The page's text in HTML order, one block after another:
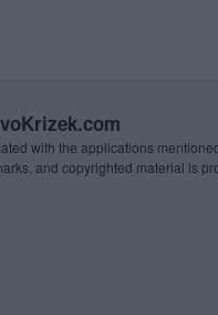
with the applications
and copyrighted material is